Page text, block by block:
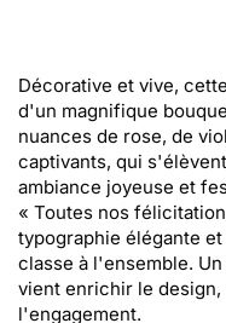
Décorative et vive,
d'un magnifique
nuances de rose, de
captivants, qui
ambiance joyeuse et
« Toutes nos
typographie élégante
classe à l'ensemble.
vient enrichir le
l'engagement.